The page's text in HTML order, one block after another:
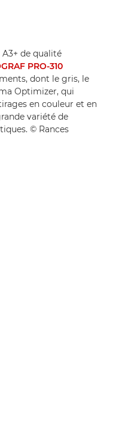
de qualité
PRO-310
dont le gris, le
Optimizer, qui
en couleur et en
variété de
© Rances